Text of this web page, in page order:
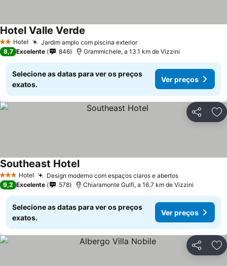
2 Estrelas
Hotel Jardim amplo com piscina exterior
Hotel Valle Verde
8,7 Excelente 846 Grammichele, a 13.1 km de Vizzini
Selecione as datas para ver os preços
exatos.
Ver preços
Partilhar
3 EstrelasHotel Design moderno com espaços claros e abertos
Southeast Hotel
9,2 Excelente 578 Chiaramonte Gulfi, a 16.7 km de Vizzini
Selecione as datas para ver os preços
exatos.
Ver preços
Partilhar